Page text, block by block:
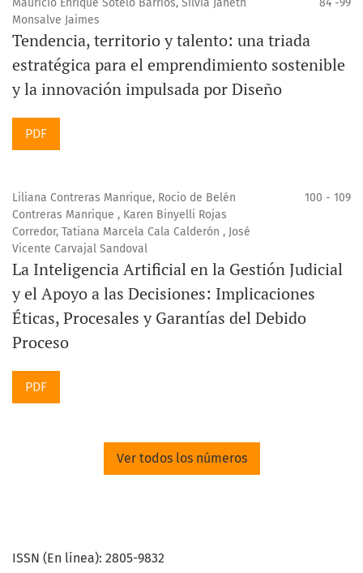
Monsalve Jaimes
Tendencia, territorio y talento: una triada
estratégica para el emprendimiento sostenible
y la innovación impulsada por Diseño
PDF
Liliana Contreras Manrique, Rocio de Belén
Contreras Manrique , Karen Binyelli Rojas
Corredor, Tatiana Marcela Cala Calderón , José
Vicente Carvajal Sandoval
100 - 109
La Inteligencia Artificial en la Gestión Judicial
y el Apoyo a las Decisiones: Implicaciones
Éticas, Procesales y Garantías del Debido
Proceso
PDF
Ver todos los números
ISSN (En linea): 2805-9832